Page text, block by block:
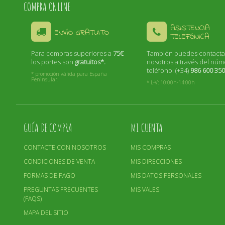
COMPRA ONLINE
ENVÍO GRATUITO
Para compras superiores a 75€
los portes son gratuitos*.
* promoción válida para España
Peninsular.
ASISTENCIA
TELEFÓNICA
También puedes
nosotros a través del
teléfono: (+34) 986 600
* L-V: 10:00h-14:00h
GUÍA DE COMPRA
CONTACTE CON NOSOTROS
CONDICIONES DE VENTA
FORMAS DE PAGO
PREGUNTAS FRECUENTES
(FAQS)
MAPA DEL SITIO
MI CUENTA
MIS COMPRAS
MIS DIRECCIONES
MIS DATOS PERSONALES
MIS VALES